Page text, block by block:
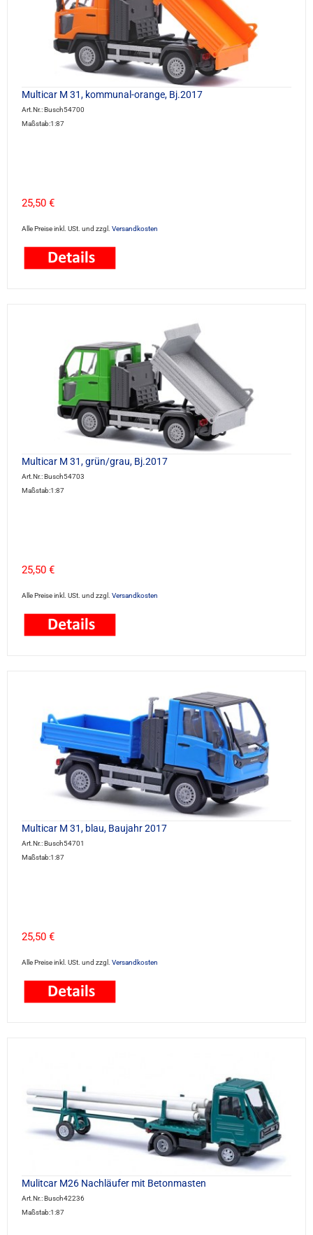
Multicar M 31, kommunal-orange, Bj.2017
Art.Nr.: Busch54700
Maßstab:1:87
25,50 €
Alle Preise inkl. USt. und zzgl. Versandkosten
Multicar M 31, grün/grau, Bj.2017
Art.Nr.: Busch54703
Maßstab:1:87
25,50 €
Alle Preise inkl. USt. und zzgl. Versandkosten
Multicar M 31, blau, Baujahr 2017
Art.Nr.: Busch54701
Maßstab:1:87
25,50 €
Alle Preise inkl. USt. und zzgl. Versandkosten
Mulitcar M26 Nachläufer mit Betonmasten
Art.Nr.: Busch42236
Maßstab:1:87